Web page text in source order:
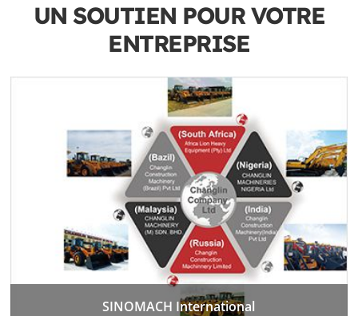
UN SOUTIEN POUR VOTRE
ENTREPRISE
SINOMACH International